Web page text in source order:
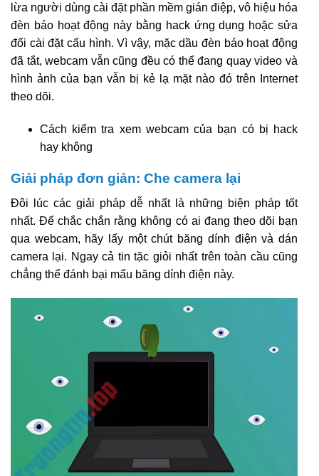
lừa người dùng cài đặt phần mềm gián điệp, vô hiệu hóa
đèn báo hoạt động này bằng hack ứng dụng hoặc sửa
đổi cài đặt cấu hình. Vì vậy, mặc dầu đèn báo hoạt động
đã tắt, webcam vẫn cũng đều có thể đang quay video và
hình ảnh của bạn vẫn bị kẻ lạ mặt nào đó trên Internet
theo dõi.
Cách kiểm tra xem webcam của bạn có bị hack
hay không
Giải pháp đơn giản: Che camera lại
Đôi lúc các giải pháp dễ nhất là những biện pháp tốt
nhất. Để chắc chắn rằng không có ai đang theo dõi bạn
qua webcam, hãy lấy một chút băng dính điện và dán
camera lại. Ngay cả tin tặc giỏi nhất trên toàn cầu cũng
chẳng thể đánh bại mẩu băng dính điện này.